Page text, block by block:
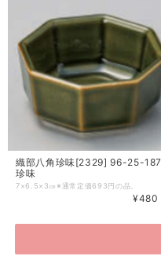
織部八角珍味[2329] 96-25-187
珍味
7×6.5×3㎝※通常定価693円の品。
¥480